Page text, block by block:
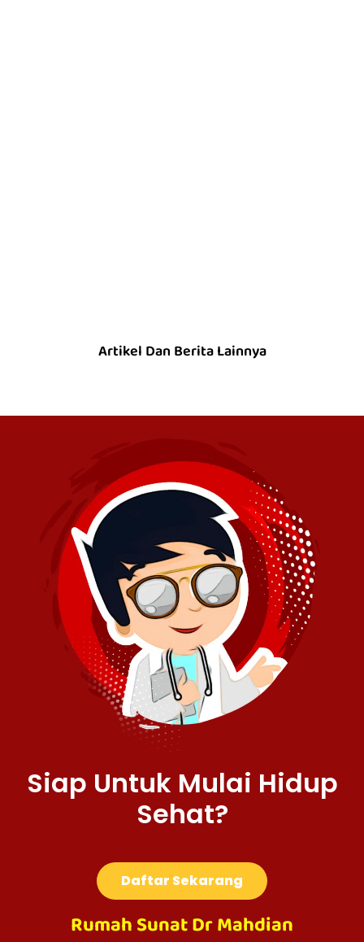
Artikel Dan Berita Lainnya
Siap Untuk Mulai Hidup
Sehat?
Daftar Sekarang
Rumah Sunat Dr Mahdian